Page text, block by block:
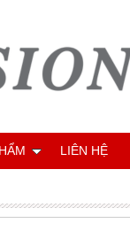
LIÊN HỆ